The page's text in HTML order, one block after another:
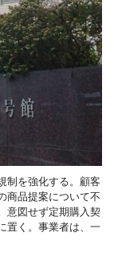
制を強化する。顧客
商品提案について不
意図せず定期購入契
置く。事業者は、一